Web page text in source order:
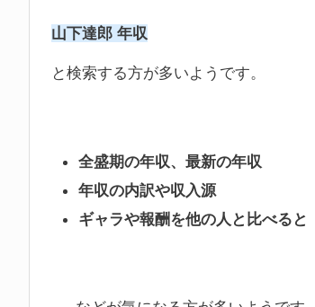
山下達郎 年収
と検索する方が多いようです。
全盛期の年収、最新の年収
年収の内訳や収入源
ギャラや報酬を他の人と比べると